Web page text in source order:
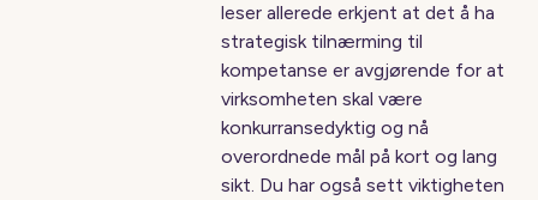
leser allerede erkjent at det å ha
strategisk tilnærming til
kompetanse er avgjørende for at
virksomheten skal være
konkurransedyktig og nå
overordnede mål på kort og lang
sikt. Du har også sett viktigheten